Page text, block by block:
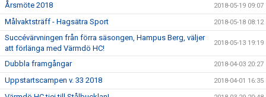
Årsmöte 2018 2018-05-19 09:07
Målvaktsträff - Hagsätra Sport 2018-05-18 08:12
Succévärvningen från förra säsongen, Hampus Berg, väljer
att förlänga med Värmdö HC!
2018-05-13 19:19
Dubbla framgångar 2018-04-03 20:27
Uppstartscampen v. 33 2018 2018-04-01 16:35